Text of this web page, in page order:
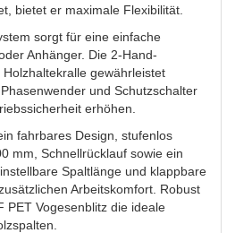
bietet er maximale Flexibilität.
sorgt für eine einfache
Anhänger. Die 2-Hand-
gewährleistet
und Schutzschalter
erhöhen.
fahrbares Design, stufenlos
mm, Schnellrücklauf sowie ein
Spaltlänge und klappbare
Arbeitskomfort. Robust
PET Vogesenblitz die ideale